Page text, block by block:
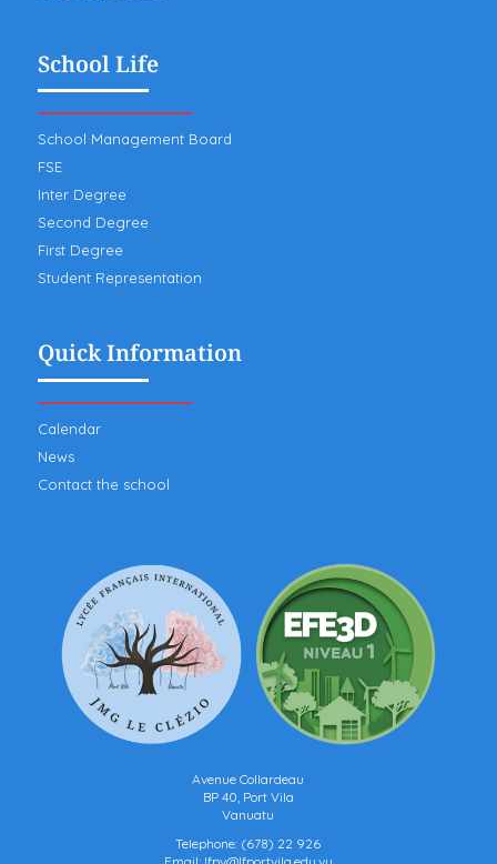
School Life
School Management Board
FSE
Inter Degree
Second Degree
First Degree
Student Representation
Quick Information
Calendar
News
Contact the school
Avenue Collardeau
BP 40, Port Vila
Vanuatu
Telephone: (678) 22 926